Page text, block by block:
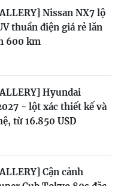
Nissan NX7 lộ
thuần điện giá rẻ lăn
600 km
Hyundai
- lột xác thiết kế và
từ 16.850 USD
Cận cảnh